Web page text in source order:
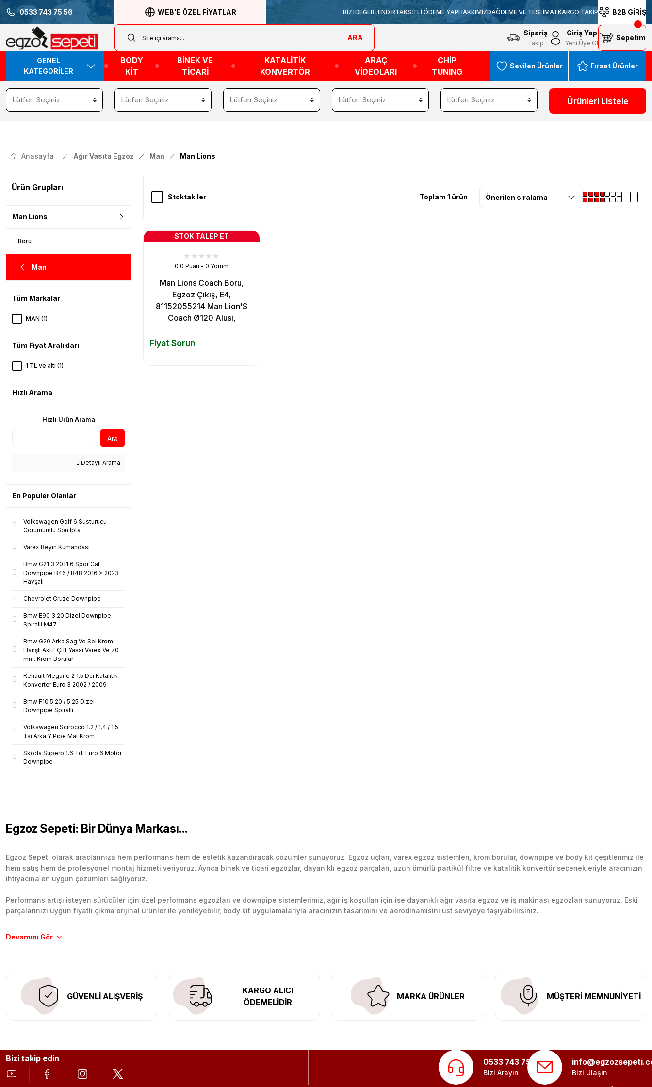
0533 743 75 56 WEB'E ÖZEL FİYATLAR BİZİ DEĞERLENDİRTAKSİTLİ ÖDEME YAPHAKKIMIZDAÖDEME VE TESLİMATKARGO TAKİP B2B GİRİŞ
ARA
Sipariş
Takip
Giriş Yap
Yeni Üye Ol
Sepetim
GENEL
KATEGORİLER
BODY
KİT
BİNEK VE
TİCARİ
KATALİTİK
KONVERTÖR
ARAÇ
VİDEOLARI
CHİP
TUNING
Sevilen Ürünler Fırsat Ürünler
Ürünleri Listele
Anasayfa Ağır Vasıta Egzoz Man Man Lions
Ürün Grupları
Man Lions
Boru
Man
Tüm Markalar
MAN (1)
Tüm Fiyat Aralıkları
1 TL ve altı (1)
Hızlı Arama
Hızlı Ürün Arama
Ara
Detaylı Arama
En Populer Olanlar
Volkswagen Golf 6 Susturucu
Görümümlü Son İptal
Varex Beyin Kumandası
Bmw G21 3.20İ 1.6 Spor Cat
Downpipe B46 / B48 2016 > 2023
Havşalı
Chevrolet Cruze Downpipe
Bmw E90 3.20 Dizel Downpipe
Spiralli M47
Bmw G20 Arka Sag Ve Sol Krom
Flanşlı Aktif Çift Yassı Varex Ve 70
mm. Krom Borular
Renault Megane 2 1.5 Dci Katalitik
Konverter Euro 3 2002 / 2009
Bmw F10 5.20 / 5.25 Dizel
Downpipe Spiralli
Volkswagen Scirocco 1.2 / 1.4 / 1.5
Tsi Arka Y Pipe Mat Krom
Skoda Superb 1.6 Tdi Euro 6 Motor
Downpipe
Stoktakiler Toplam 1 ürün
STOK TALEP ET
0.0 Puan - 0 Yorum
Man Lions Coach Boru,
Egzoz Çıkış, E4,
81152055214 Man Lion'S
Coach Ø120 Alusi,
Fiyat Sorun
Egzoz Sepeti: Bir Dünya Markası...
Egzoz Sepeti olarak araçlarınıza hem performans hem de estetik kazandıracak çözümler sunuyoruz. Egzoz uçları, varex egzoz sistemleri, krom borular, downpipe ve body kit çeşitlerimiz ile
hem satış hem de profesyonel montaj hizmeti veriyoruz. Ayrıca binek ve ticari egzozlar, dayanıklı egzoz parçaları, uzun ömürlü partikül filtre ve katalitik konvertör seçenekleriyle aracınızın
ihtiyacına en uygun çözümleri sağlıyoruz.
Performans artışı isteyen sürücüler için özel performans egzozları ve downpipe sistemlerimiz, ağır iş koşulları için ise dayanıklı ağır vasıta egzoz ve iş makinası egzozları sunuyoruz. Eski
parçalarınızı uygun fiyatlı çıkma orijinal ürünler ile yenileyebilir, body kit uygulamalarıyla aracınızın tasarımını ve aerodinamisini üst seviyeye taşıyabilirsiniz.
Tüm ürünlerimiz orijinal, dayanıklı ve uzun ömürlüdür. İstanbul’daki montaj merkezimizde profesyonel montaj yapıyor, Türkiye’nin her yerine güvenli kargo ile teslimat gerçekleştiriyoruz.
GÜVENLİ ALIŞVERİŞ
KARGO ALICI
ÖDEMELİDİR
MARKA ÜRÜNLER MÜŞTERİ MEMNUNİYETİ
Bizi takip edin 0533 743 75 56
Bizi Arayın Bizi Ulaşın